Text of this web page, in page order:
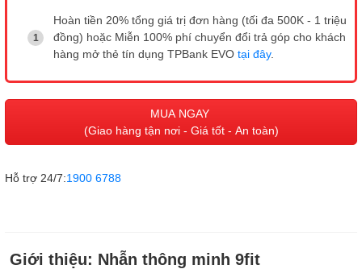
Hoàn tiền 20% tổng giá trị đơn hàng (tối đa 500K - 1 triệu
đồng) hoặc Miễn 100% phí chuyển đổi trả góp cho khách
hàng mở thẻ tín dụng TPBank EVO tại đây.
MUA NGAY
(Giao hàng tận nơi - Giá tốt - An toàn)
Hỗ trợ 24/7:1900 6788
Giới thiệu: Nhẫn thông minh 9fit